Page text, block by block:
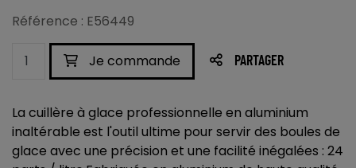
Référence : E56449
Je commande PARTAGER
La cuillère à glace professionnelle en aluminium
inaltérable est l'outil ultime pour servir des boules de
glace avec une précision et une facilité inégalées : 24